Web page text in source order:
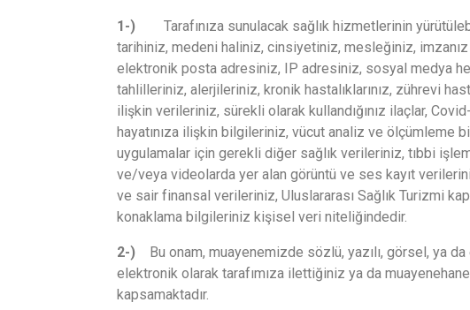
1-) Tarafınıza sunulacak sağlık hizmetlerinin
tarihiniz, medeni haliniz, cinsiyetiniz, mesleğiniz,
elektronik posta adresiniz, IP adresiniz, sosyal medya
tahlilleriniz, alerjileriniz, kronik hastalıklarınız, zührevi
ilişkin verileriniz, sürekli olarak kullandığınız ilaçlar,
hayatınıza ilişkin bilgileriniz, vücut analiz ve ölçümleme
uygulamalar için gerekli diğer sağlık verileriniz, tıbbi
ve/veya videolarda yer alan görüntü ve ses kayıt
ve sair finansal verileriniz, Uluslararası Sağlık Turizmi
konaklama bilgileriniz kişisel veri niteliğindedir.
2-) Bu onam, muayenemizde sözlü, yazılı, görsel, ya
elektronik olarak tarafımıza ilettiğiniz ya da
kapsamaktadır.